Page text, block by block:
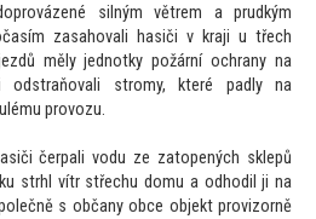
silným větrem a prudkým
zasahovali hasiči v kraji u třech
měly jednotky požární ochrany na
odstraňovali stromy, které padly na
provozu.
čerpali vodu ze zatopených sklepů
strhl vítr střechu domu a odhodil ji na
s občany obce objekt provizorně